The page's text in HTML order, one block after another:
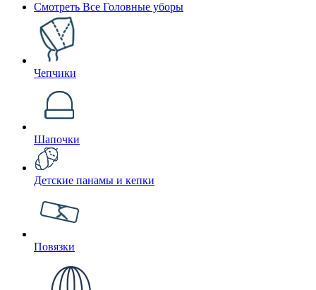
Смотреть Все Головные уборы
Чепчики
Шапочки
Детские панамы и кепки
Повязки